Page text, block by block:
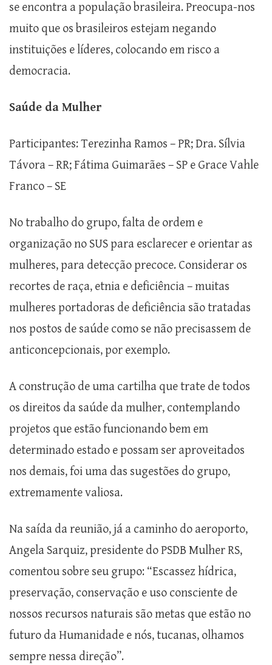
se encontra a população brasileira. Preocupa-nos
muito que os brasileiros estejam negando
instituições e líderes, colocando em risco a
democracia.
Saúde da Mulher
Participantes: Terezinha Ramos – PR; Dra. Sílvia
Távora – RR; Fátima Guimarães – SP e Grace Vahle
Franco – SE
No trabalho do grupo, falta de ordem e
organização no SUS para esclarecer e orientar as
mulheres, para detecção precoce. Considerar os
recortes de raça, etnia e deficiência – muitas
mulheres portadoras de deficiência são tratadas
nos postos de saúde como se não precisassem de
anticoncepcionais, por exemplo.
A construção de uma cartilha que trate de todos
os direitos da saúde da mulher, contemplando
projetos que estão funcionando bem em
determinado estado e possam ser aproveitados
nos demais, foi uma das sugestões do grupo,
extremamente valiosa.
Na saída da reunião, já a caminho do aeroporto,
Angela Sarquiz, presidente do PSDB Mulher RS,
comentou sobre seu grupo: “Escassez hídrica,
preservação, conservação e uso consciente de
nossos recursos naturais são metas que estão no
futuro da Humanidade e nós, tucanas, olhamos
sempre nessa direção”.